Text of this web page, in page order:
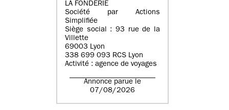
LA FONDERIE
Société par Actions
Simplifiée
Siège social : 93 rue de la
Villette
69003 Lyon
338 699 093 RCS Lyon
Activité : agence de voyages
Annonce parue le
07/08/2026